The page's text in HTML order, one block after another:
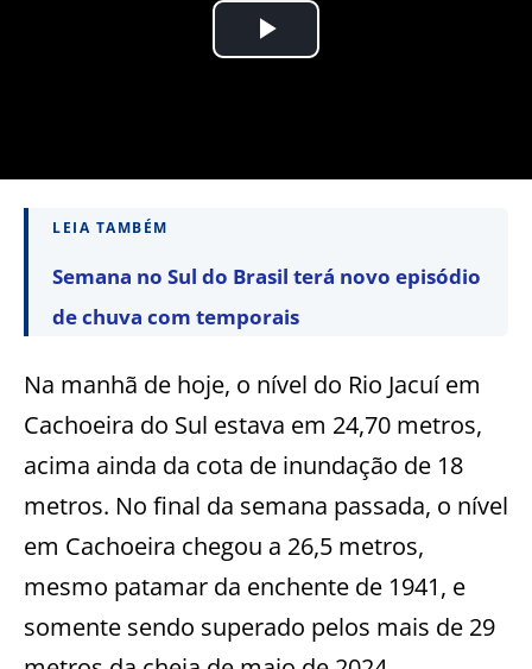
LEIA TAMBÉM
Semana no Sul do Brasil terá novo episódio
de chuva com temporais
Na manhã de hoje, o nível do Rio Jacuí em
Cachoeira do Sul estava em 24,70 metros,
acima ainda da cota de inundação de 18
metros. No final da semana passada, o nível
em Cachoeira chegou a 26,5 metros,
mesmo patamar da enchente de 1941, e
somente sendo superado pelos mais de 29